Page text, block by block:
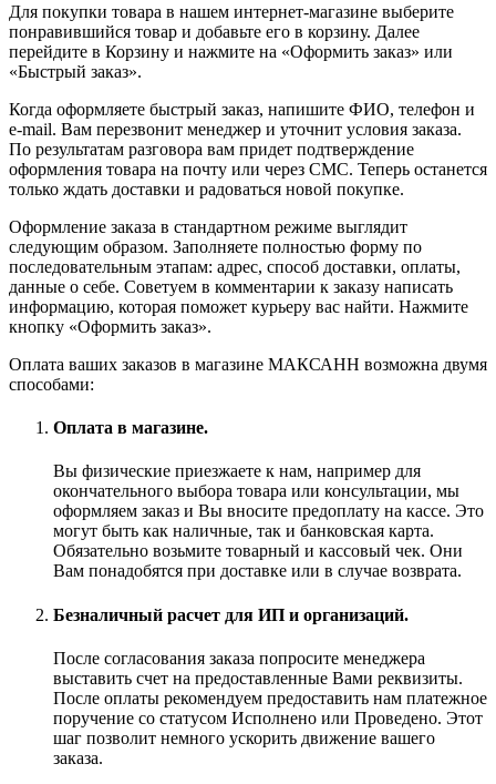
Для покупки товара в нашем интернет-магазине выберите
понравившийся товар и добавьте его в корзину. Далее
перейдите в Корзину и нажмите на «Оформить заказ» или
«Быстрый заказ».
Когда оформляете быстрый заказ, напишите ФИО, телефон и
e-mail. Вам перезвонит менеджер и уточнит условия заказа.
По результатам разговора вам придет подтверждение
оформления товара на почту или через СМС. Теперь останется
только ждать доставки и радоваться новой покупке.
Оформление заказа в стандартном режиме выглядит
следующим образом. Заполняете полностью форму по
последовательным этапам: адрес, способ доставки, оплаты,
данные о себе. Советуем в комментарии к заказу написать
информацию, которая поможет курьеру вас найти. Нажмите
кнопку «Оформить заказ».
Оплата ваших заказов в магазине МАКСАНН возможна двумя
способами:
Оплата в магазине.
Вы физические приезжаете к нам, например для
окончательного выбора товара или консультации, мы
оформляем заказ и Вы вносите предоплату на кассе. Это
могут быть как наличные, так и банковская карта.
Обязательно возьмите товарный и кассовый чек. Они
Вам понадобятся при доставке или в случае возврата.
Безналичный расчет для ИП и организаций.
После согласования заказа попросите менеджера
выставить счет на предоставленные Вами реквизиты.
После оплаты рекомендуем предоставить нам платежное
поручение со статусом Исполнено или Проведено. Этот
шаг позволит немного ускорить движение вашего
заказа.